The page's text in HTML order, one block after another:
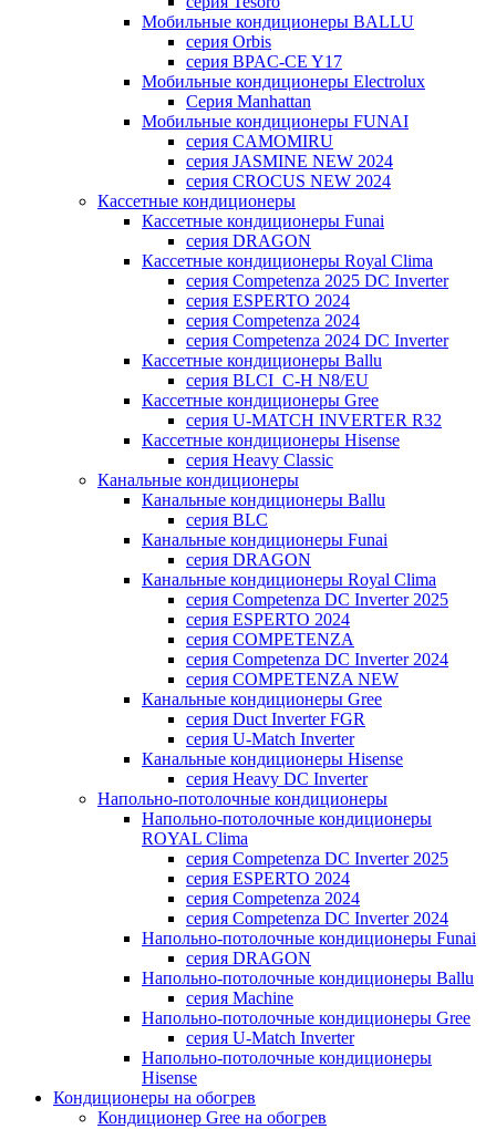
Мобильные кондиционеры BALLU
серия Orbis
серия BPAC-CE Y17
Мобильные кондиционеры Electrolux
Cерия Manhattan
Мобильные кондиционеры FUNAI
серия CAMOMIRU
серия JASMINE NEW 2024
серия CROCUS NEW 2024
Кассетные кондиционеры
Кассетные кондиционеры Funai
серия DRAGON
Кассетные кондиционеры Royal Clima
серия Competenza 2025 DC Inverter
серия ESPERTO 2024
серия Competenza 2024
серия Competenza 2024 DC Inverter
Кассетные кондиционеры Ballu
серия BLCI_C-H N8/EU
Кассетные кондиционеры Gree
серия U-MATCH INVERTER R32
Кассетные кондиционеры Hisense
серия Heavy Classic
Канальные кондиционеры
Канальные кондиционеры Ballu
серия BLC
Канальные кондиционеры Funai
серия DRAGON
Канальные кондиционеры Royal Clima
серия Competenza DC Inverter 2025
серия ESPERTO 2024
серия COMPETENZA
серия Competenza DC Inverter 2024
серия COMPETENZA NEW
Канальные кондиционеры Gree
серия Duct Inverter FGR
серия U-Match Inverter
Канальные кондиционеры Hisense
серия Heavy DC Inverter
Напольно-потолочные кондиционеры
Напольно-потолочные кондиционеры
ROYAL Clima
серия Competenza DC Inverter 2025
серия ESPERTO 2024
серия Competenza 2024
серия Competenza DC Inverter 2024
Напольно-потолочные кондиционеры Funai
серия DRAGON
Напольно-потолочные кондиционеры Ballu
серия Machine
Напольно-потолочные кондиционеры Gree
серия U-Match Inverter
Напольно-потолочные кондиционеры
Hisense
Кондиционеры на обогрев
Кондиционер Gree на обогрев